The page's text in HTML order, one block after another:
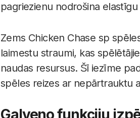
pagriezienu nodrošina
Zems Chicken Chase sp
laimestu straumi, kas
naudas resursus. Šī iezīme
spēles reizes ar nepārtrauktu
Galveno funkciju